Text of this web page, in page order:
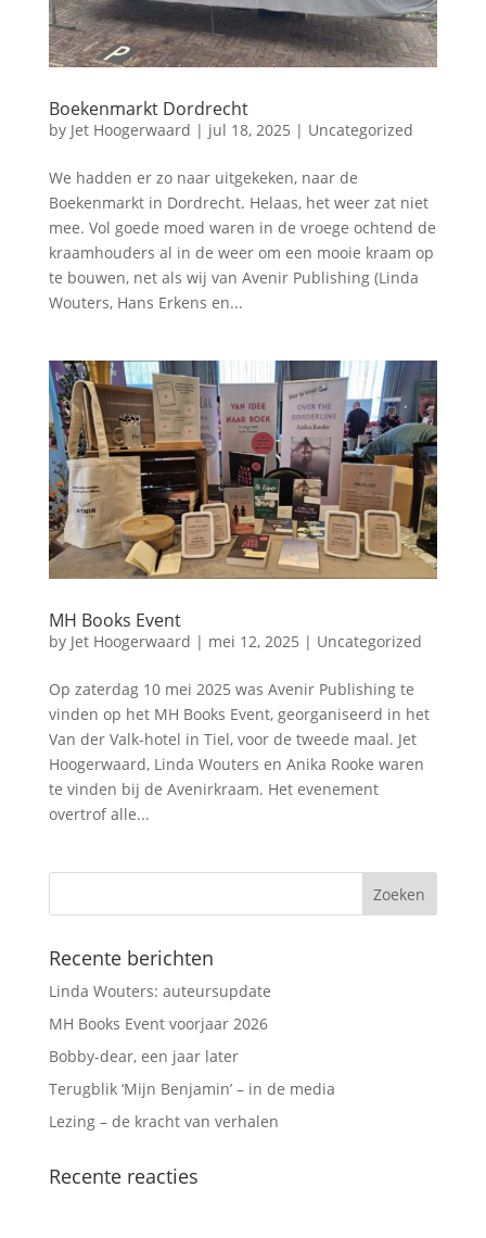
Boekenmarkt Dordrecht
by Jet Hoogerwaard | jul 18, 2025 | Uncategorized
We hadden er zo naar uitgekeken, naar de
Boekenmarkt in Dordrecht. Helaas, het weer zat niet
mee. Vol goede moed waren in de vroege ochtend de
kraamhouders al in de weer om een mooie kraam op
te bouwen, net als wij van Avenir Publishing (Linda
Wouters, Hans Erkens en...
MH Books Event
by Jet Hoogerwaard | mei 12, 2025 | Uncategorized
Op zaterdag 10 mei 2025 was Avenir Publishing te
vinden op het MH Books Event, georganiseerd in het
Van der Valk-hotel in Tiel, voor de tweede maal. Jet
Hoogerwaard, Linda Wouters en Anika Rooke waren
te vinden bij de Avenirkraam. Het evenement
overtrof alle...
Recente berichten
Linda Wouters: auteursupdate
MH Books Event voorjaar 2026
Bobby-dear, een jaar later
Terugblik ‘Mijn Benjamin’ – in de media
Lezing – de kracht van verhalen
Recente reacties